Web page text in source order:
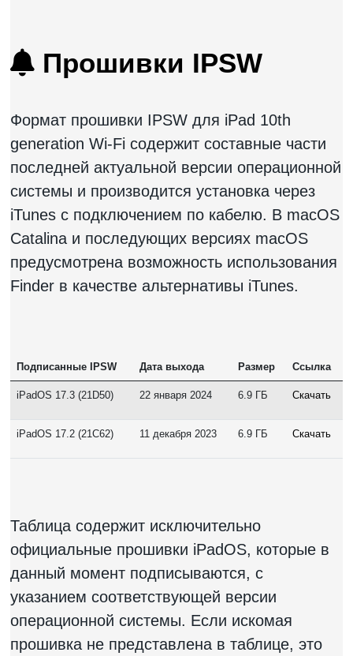
Прошивки IPSW
Формат прошивки IPSW для iPad 10th
generation Wi-Fi содержит составные части
последней актуальной версии операционной
системы и производится установка через
iTunes с подключением по кабелю. В macOS
Catalina и последующих версиях macOS
предусмотрена возможность использования
Finder в качестве альтернативы iTunes.
Подписанные IPSW Дата выхода Размер Ссылка
iPadOS 17.3 (21D50) 22 января 2024 6.9 ГБ Скачать
iPadOS 17.2 (21C62) 11 декабря 2023 6.9 ГБ Скачать
Таблица содержит исключительно
официальные прошивки iPadOS, которые в
данный момент подписываются, с
указанием соответствующей версии
операционной системы. Если искомая
прошивка не представлена в таблице, это